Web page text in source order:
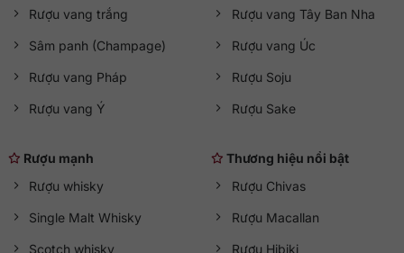
Rượu vang trắng
Sâm panh (Champage)
Rượu vang Pháp
Rượu vang Ý
Rượu vang Tây Ban Nha
Rượu vang Úc
Rượu Soju
Rượu Sake
Rượu mạnh
Rượu whisky
Single Malt Whisky
Scotch whisky
Thương hiệu nổi bật
Rượu Chivas
Rượu Macallan
Rượu Hibiki